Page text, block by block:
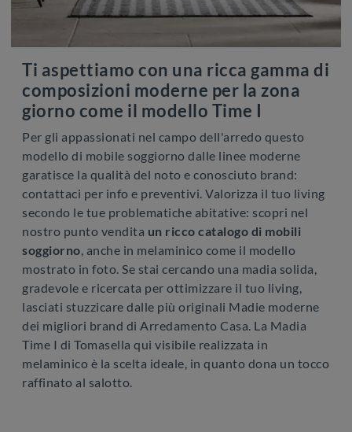
Ti aspettiamo con una ricca gamma di
composizioni moderne per la zona
giorno come il modello Time I
Per gli appassionati nel campo dell'arredo questo
modello di mobile soggiorno dalle linee moderne
garatisce la qualità del noto e conosciuto brand:
contattaci per info e preventivi. Valorizza il tuo living
secondo le tue problematiche abitative: scopri nel
nostro punto vendita un ricco catalogo di mobili
soggiorno, anche in melaminico come il modello
mostrato in foto. Se stai cercando una madia solida,
gradevole e ricercata per ottimizzare il tuo living,
lasciati stuzzicare dalle più originali Madie moderne
dei migliori brand di Arredamento Casa. La Madia
Time I di Tomasella qui visibile realizzata in
melaminico è la scelta ideale, in quanto dona un tocco
raffinato al salotto.